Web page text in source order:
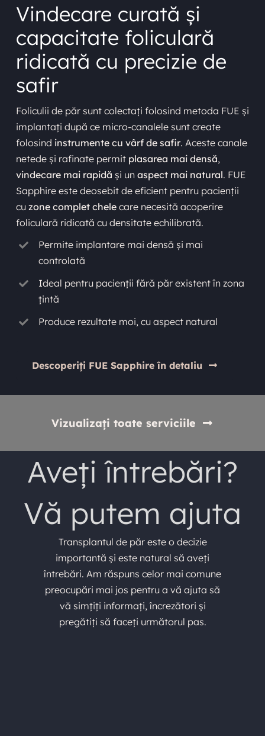
Vindecare curată și
capacitate foliculară
ridicată cu precizie de
safir
Foliculii de păr sunt colectați folosind metoda FUE și
implantați după ce micro-canalele sunt create
folosind instrumente cu vârf de safir. Aceste canale
netede și rafinate permit plasarea mai densă,
vindecare mai rapidă și un aspect mai natural. FUE
Sapphire este deosebit de eficient pentru pacienții
cu zone complet chelecare necesită acoperire
foliculară ridicată cu densitate echilibrată.
Permite implantare mai densă și mai
controlată
Ideal pentru pacienții fără păr existent în zona
țintă
Produce rezultate moi, cu aspect natural
Descoperiți FUE Sapphire în detaliu
Vizualizați toate serviciile
Aveți întrebări?
Vă putem ajuta
Transplantul de păr este o decizie
importantă și este natural să aveți
întrebări. Am răspuns celor mai comune
preocupări mai jos pentru a vă ajuta să
vă simțiți informați, încrezători și
pregătiți să faceți următorul pas.